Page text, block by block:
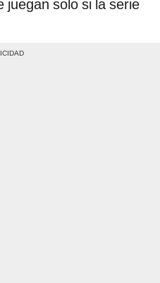
juegan solo si la serie